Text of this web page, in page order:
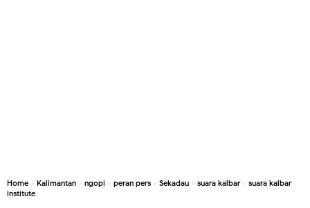
Home » Kalimantan » ngopi » peran pers » Sekadau » suara kalbar» suara kalbar
institute